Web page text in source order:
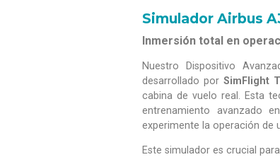
Simulador Airbus
Inmersión total en
Nuestro Dispositivo
desarrollado por SimFlight
cabina de vuelo real. Esta
entrenamiento avanzado
experimente la operación de
Este simulador es crucial